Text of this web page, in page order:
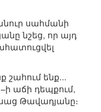
սահմանի
նշեց, որ այդ
շահում ենք...
աճի դեպքում,
Թավադյանը։